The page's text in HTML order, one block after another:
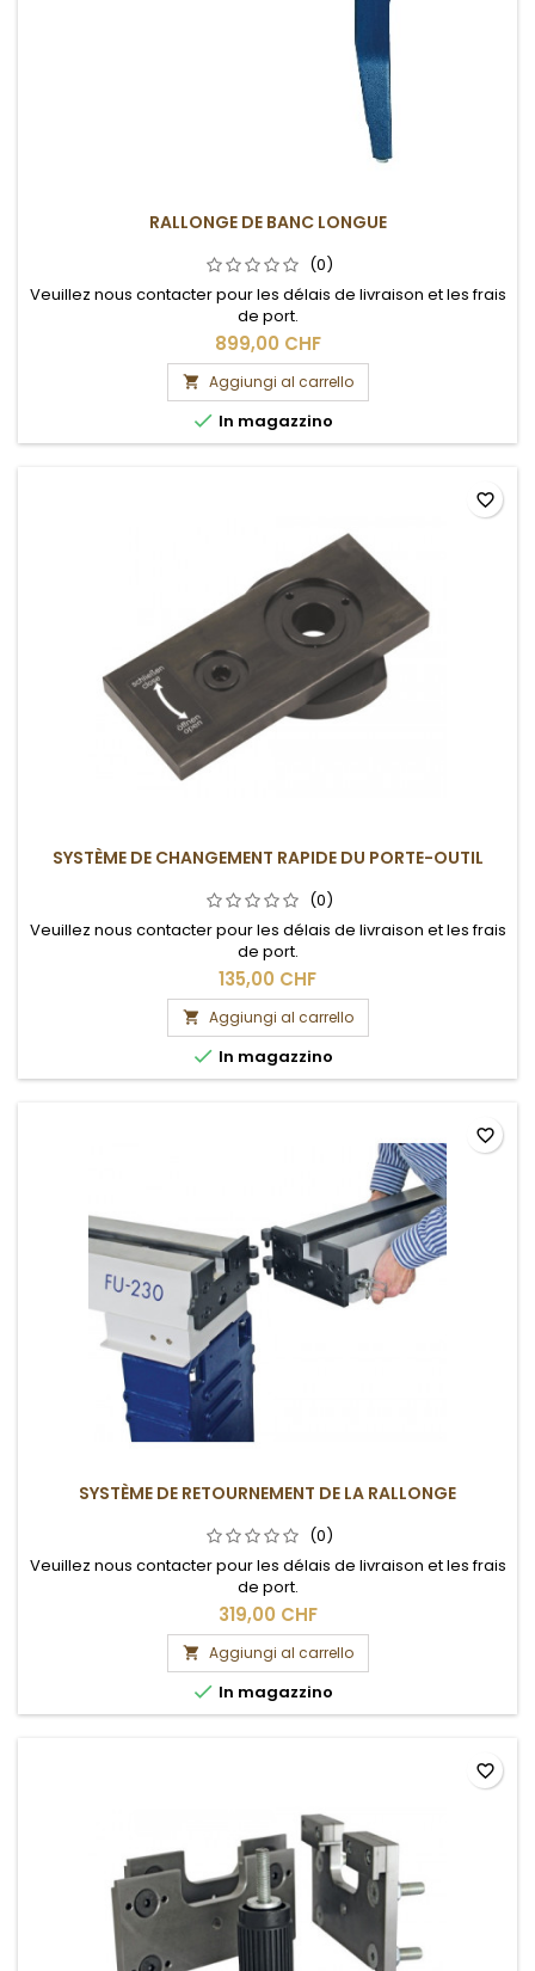
RALLONGE DE BANC LONGUE
(0)
Veuillez nous contacter pour les délais de livraison et les frais
de port.
899,00 CHF
 Aggiungi al carrello
 In magazzino
SYSTÈME DE CHANGEMENT RAPIDE DU PORTE-OUTIL
(0)
Veuillez nous contacter pour les délais de livraison et les frais
de port.
135,00 CHF
 Aggiungi al carrello
 In magazzino
favorite_border
SYSTÈME DE RETOURNEMENT DE LA RALLONGE
(0)
Veuillez nous contacter pour les délais de livraison et les frais
de port.
319,00 CHF
 Aggiungi al carrello
 In magazzino
favorite_border
favorite_border